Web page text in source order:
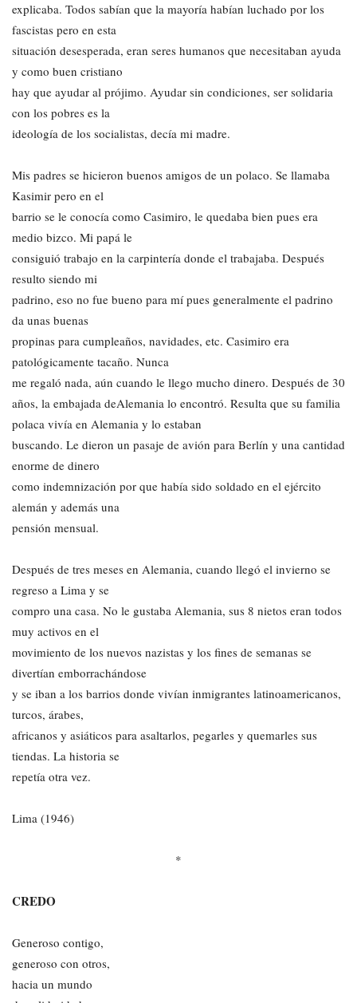
explicaba. Todos sabían que la mayoría habían luchado por los
fascistas pero en esta
situación desesperada, eran seres humanos que necesitaban ayuda
y como buen cristiano
hay que ayudar al prójimo. Ayudar sin condiciones, ser solidaria
con los pobres es la
ideología de los socialistas, decía mi madre.
Mis padres se hicieron buenos amigos de un polaco. Se llamaba
Kasimir pero en el
barrio se le conocía como Casimiro, le quedaba bien pues era
medio bizco. Mi papá le
consiguió trabajo en la carpintería donde el trabajaba. Después
resulto siendo mi
padrino, eso no fue bueno para mí pues generalmente el padrino
da unas buenas
propinas para cumpleaños, navidades, etc. Casimiro era
patológicamente tacaño. Nunca
me regaló nada, aún cuando le llego mucho dinero. Después de 30
años, la embajada deAlemania lo encontró. Resulta que su familia
polaca vivía en Alemania y lo estaban
buscando. Le dieron un pasaje de avión para Berlín y una cantidad
enorme de dinero
como indemnización por que había sido soldado en el ejército
alemán y además una
pensión mensual.
Después de tres meses en Alemania, cuando llegó el invierno se
regreso a Lima y se
compro una casa. No le gustaba Alemania, sus 8 nietos eran todos
muy activos en el
movimiento de los nuevos nazistas y los fines de semanas se
divertían emborrachándose
y se iban a los barrios donde vivían inmigrantes latinoamericanos,
turcos, árabes,
africanos y asiáticos para asaltarlos, pegarles y quemarles sus
tiendas. La historia se
repetía otra vez.
Lima (1946)
*
CREDO
Generoso contigo,
generoso con otros,
hacia un mundo